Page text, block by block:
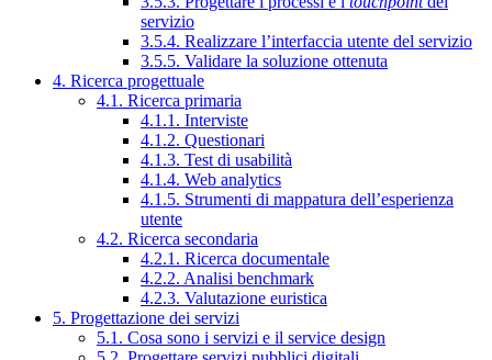
servizio
3.5.4. Realizzare l’interfaccia utente del servizio
3.5.5. Validare la soluzione ottenuta
4. Ricerca progettuale
4.1. Ricerca primaria
4.1.1. Interviste
4.1.2. Questionari
4.1.3. Test di usabilità
4.1.4. Web analytics
4.1.5. Strumenti di mappatura dell’esperienza
utente
4.2. Ricerca secondaria
4.2.1. Ricerca documentale
4.2.2. Analisi benchmark
4.2.3. Valutazione euristica
5. Progettazione dei servizi
5.1. Cosa sono i servizi e il service design